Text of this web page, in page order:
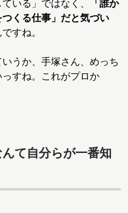
ている」ではなく、
「誰か
くる仕事」だと気づい
ですね。
うか、手塚さん、めっち
すね。これがプロか
て自分らが一番知